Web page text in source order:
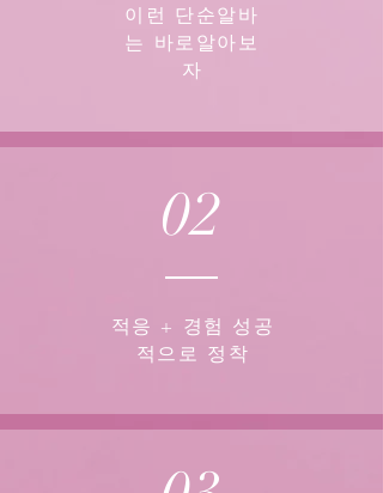
이런 단순알바
는 바로알아보
자
02
적응 + 경험 성공
적으로 정착